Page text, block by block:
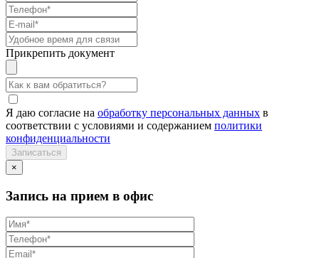
Прикрепить документ
Я даю согласие на обработку персональных данных в
соответствии с условиями и содержанием политики
конфиденциальности
×
Запись на прием в офис